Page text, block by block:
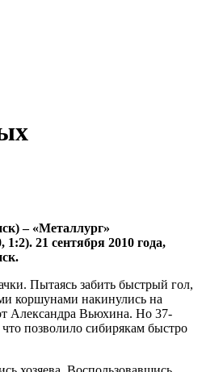
– «Металлург»
21 сентября 2010 года,
Пытаясь забить быстрый гол,
коршунами накинулись на
Александра Вьюхина. Но 37-
позволило сибирякам быстро